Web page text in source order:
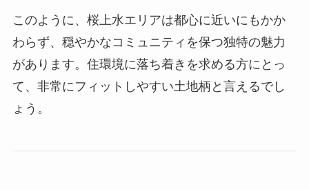
このように、桜上水エリアは都心に近いにもかか
わらず、穏やかなコミュニティを保つ独特の魅力
があります。住環境に落ち着きを求める方にとっ
て、非常にフィットしやすい土地柄と言えるでし
ょう。